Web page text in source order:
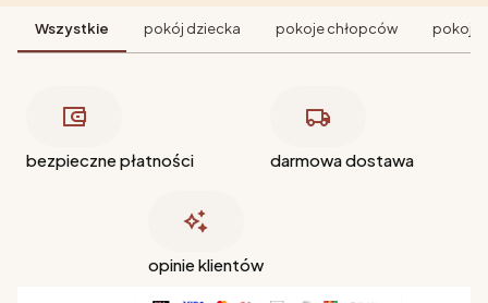
Wszystkie pokój dziecka pokoje chłopców pokoje
bezpieczne płatności darmowa dostawa
opinie klientów